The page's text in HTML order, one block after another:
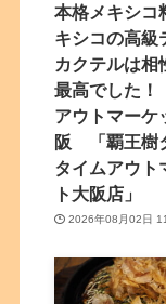
本格メキシコ
キシコの高級
カクテルは相
最高でした
アウトマーケ
阪 「覇王樹
タイムアウト
ト大阪店」
2026年08月02日